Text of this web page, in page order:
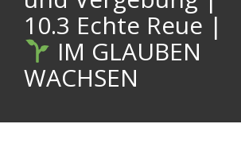
10.3 Echte Reue |
IM GLAUBEN
WACHSEN